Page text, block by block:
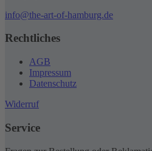
info@the-art-of-hamburg.de
Rechtliches
AGB
Impressum
Datenschutz
Widerruf
Service